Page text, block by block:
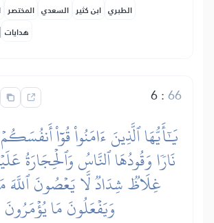
المختصر السعدي ابن كثير الطبري
| هدايات
6:66
يَٰٓأَيُّهَا ٱلَّذِينَ ءَامَنُواْ قُوٓاْ
نَارٗا وَقُودُهَا ٱلنَّاسُ وَٱلۡحِجَارَةُ
غِلَاظٞ شِدَادٞ لَّا يَعۡصُونَ ٱللَّهَ
وَيَفۡعَلُونَ مَا يُؤۡمَرُونَ